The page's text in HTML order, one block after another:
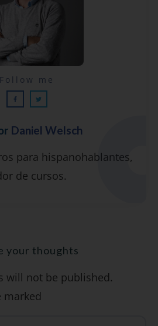
email...
2 o 3 lecciones
además de la guía
al hablar inglés (y
SÍ, QUIERO
Daniel Welsch
para hispanohablantes,
de cursos.
Follow me
your thoughts
will not be published.
marked